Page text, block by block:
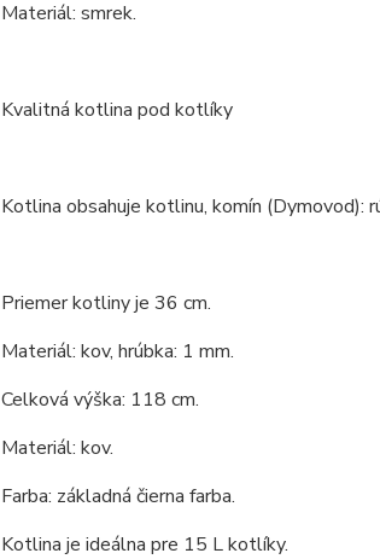
Materiál: smrek.
Kvalitná kotlina pod kotlíky
Kotlina obsahuje kotlinu, komín (Dymovod):
Priemer kotliny je 36 cm.
Materiál: kov, hrúbka: 1 mm.
Celková výška: 118 cm.
Materiál: kov.
Farba: základná čierna farba.
Kotlina je ideálna pre 15 L kotlíky.